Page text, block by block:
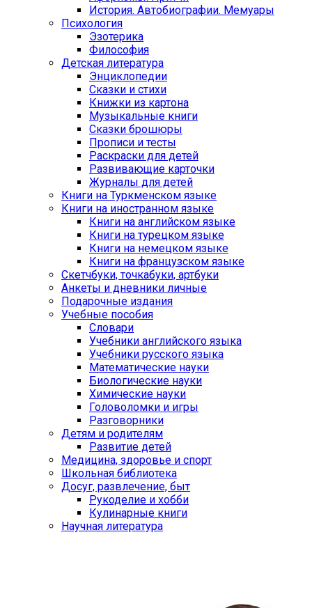
История. Автобиографии. Мемуары
Психология
Эзотерика
Философия
Детская литература
Энциклопедии
Сказки и стихи
Книжки из картона
Музыкальные книги
Сказки брошюры
Прописи и тесты
Раскраски для детей
Развивающие карточки
Журналы для детей
Книги на Туркменском языке
Книги на иностранном языке
Книги на английском языке
Книги на турецком языке
Книги на немецком языке
Книги на французском языке
Cкетчбуки, точкабуки, артбуки
Анкеты и дневники личные
Подарочные издания
Учебные пособия
Словари
Учебники английского языка
Учебники русского языка
Математические науки
Биологические науки
Химические науки
Головоломки и игры
Разговорники
Детям и родителям
Развитие детей
Медицина, здоровье и спорт
Школьная библиотека
Досуг, развлечение, быт
Рукоделие и хобби
Кулинарные книги
Научная литература